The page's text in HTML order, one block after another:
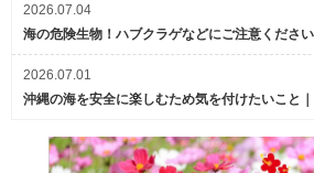
2026.07.04
海の危険生物！ハブクラゲなどにご注意ください
2026.07.01
沖縄の海を安全に楽しむため気を付けたいこと